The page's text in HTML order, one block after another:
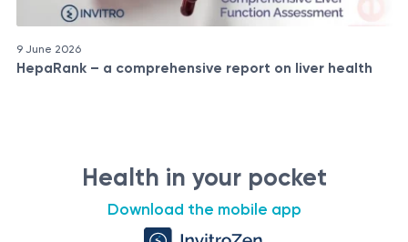
9 June 2026
HepaRank – a comprehensive report on liver health
Health in your pocket
Download the mobile app